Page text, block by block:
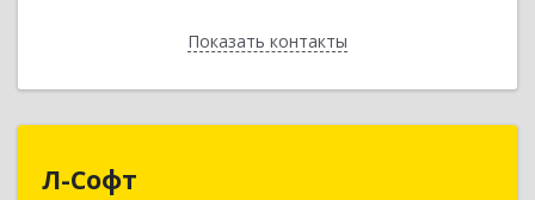
Показать контакты
Назад
Л-Софт